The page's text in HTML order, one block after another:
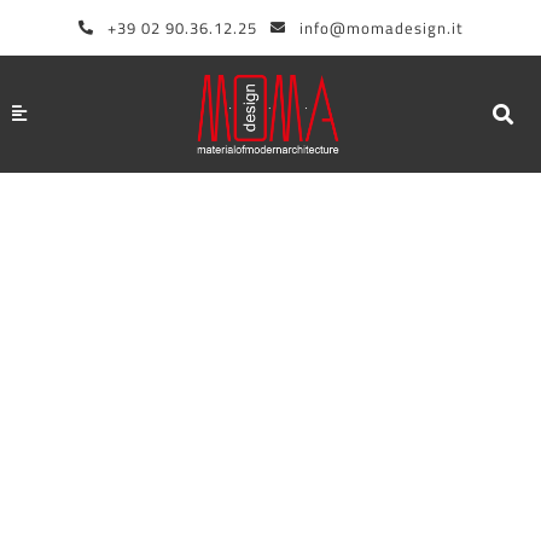
+39 02 90.36.12.25 info@momadesign.it